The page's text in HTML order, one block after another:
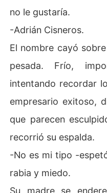
no le gustaría.
-Adrián Cisneros.
El nombre cayó
pesada. Frío,
intentando recordar
empresario exitoso,
que parecen
recorrió su espalda.
-No es mi tipo -
rabia y miedo.
Su madre se